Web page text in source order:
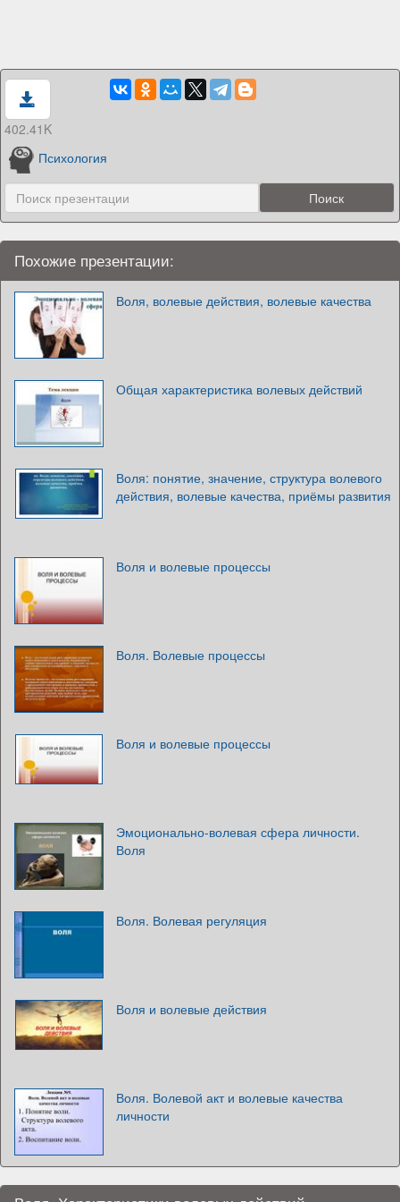
402.41K
Психология
Похожие презентации:
Воля, волевые действия, волевые качества
Общая характеристика волевых действий
Воля: понятие, значение, структура волевого
действия, волевые качества, приёмы развития
Воля и волевые процессы
Воля. Волевые процессы
Воля и волевые процессы
Эмоционально-волевая сфера личности.
Воля
Воля. Волевая регуляция
Воля и волевые действия
Воля. Волевой акт и волевые качества
личности